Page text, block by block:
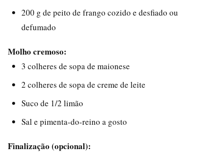
200 g de peito de frango cozido e desfiado ou
defumado
Molho cremoso:
3 colheres de sopa de maionese
2 colheres de sopa de creme de leite
Suco de 1/2 limão
Sal e pimenta-do-reino a gosto
Finalização (opcional):